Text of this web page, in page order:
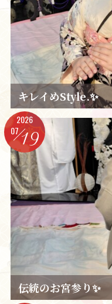
キレイめStyle.✨️
2026
0719
伝統のお宮参り✨️